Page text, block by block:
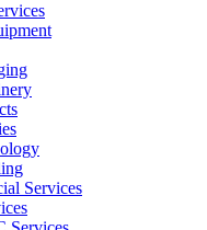
Services